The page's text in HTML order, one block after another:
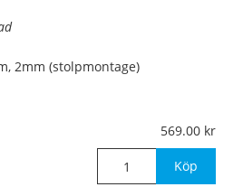
2mm (stolpmontage)
569.00
Köp